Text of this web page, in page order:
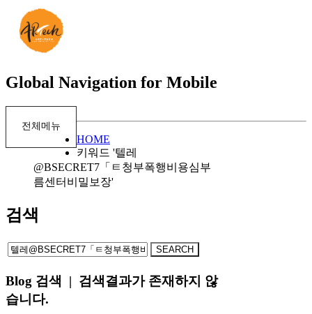
Global Navigation for Mobile
전체메뉴
HOME
키워드 '텔레
@BSECRET7「ㅌ청부폭행비용심부
름센터비밀보장'
검색
Blog 검색 | 검색결과가 존재하지 않
습니다.